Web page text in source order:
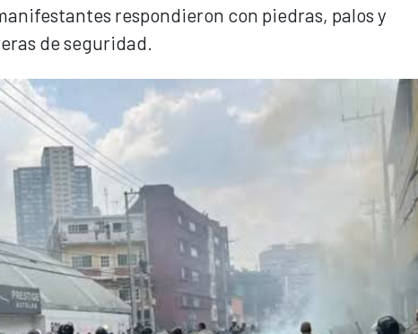
respondieron con piedras, palos y
de seguridad.